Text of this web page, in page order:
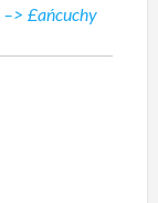
–> £ańcuchy